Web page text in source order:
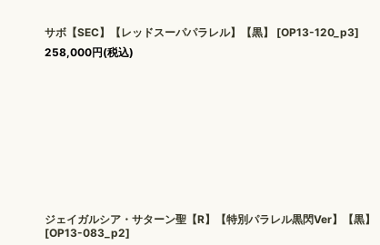
サボ【SEC】【レッドスーパパラレル】【黒】 [OP13-120_p3]
258,000円(税込)
ジェイガルシア・サターン聖【R】【特別パラレル黒閃Ver】【黒】
[OP13-083_p2]